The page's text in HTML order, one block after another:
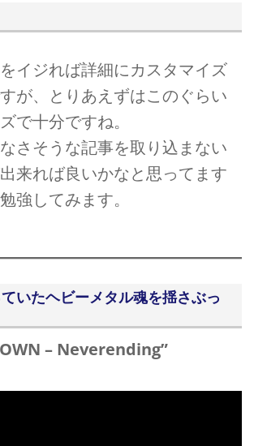
イジれば詳細にカスタマイズ
が、とりあえずはこのぐらい
で十分ですね。
さそうな記事を取り込まない
来れば良いかなと思ってます
強してみます。
いたヘビーメタル魂を揺さぶっ
– Neverending”